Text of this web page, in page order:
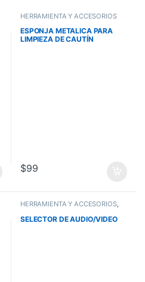
HERRAMIENTA Y ACCESORIOS
ESPONJA METALICA PARA
LIMPIEZA DE CAUTÍN
$99
HERRAMIENTA Y ACCESORIOS,
OFERTAS
SELECTOR DE AUDIO/VIDEO